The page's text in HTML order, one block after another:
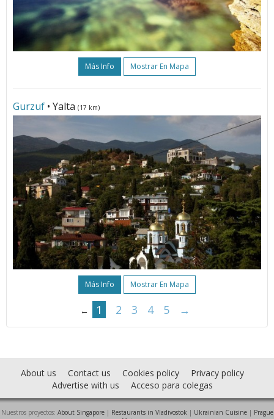
Más Info Mostrar En Mapa
Gurzuf • Yalta (17 km)
Más Info Mostrar En Mapa
← 1 2 3 4 5 →
About us Contact us Cookies policy
Privacy policy
Advertise with us
Acceso para colegas
Nuestros proyectos: About Singapore| Restaurants in Vladivostok | Ukrainian Cuisine| Prague